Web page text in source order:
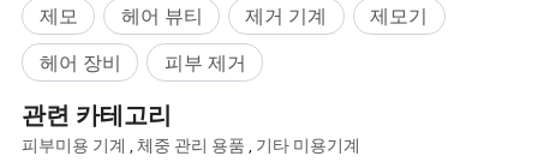
제모 헤어 뷰티 제거 기계
제모기
헤어 장비
피부 제거
관련 카테고리
피부미용 기계 ,체중 관리 용품 , 기타 미용기계